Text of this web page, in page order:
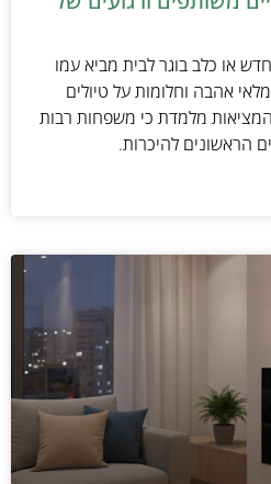
או כלב בוגר לבית מביא עמו
אהבה וחלומות על טיולים
מלמדת כי משפחות רבות
הראשונים להיכרות.